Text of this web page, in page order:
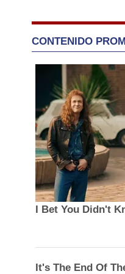
CONTENIDO
I Bet You Didn't
It's The End Of